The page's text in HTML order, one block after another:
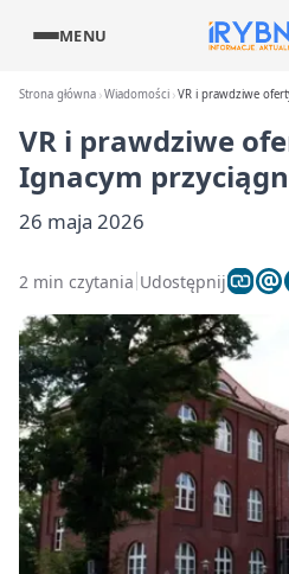
MENU
Strona główna Wiadomości VR i prawdziwe
VR i prawdziwe
Ignacym
26 maja 2026
2 min czytania Udostępnij